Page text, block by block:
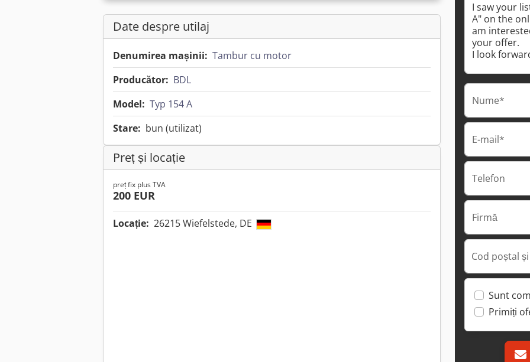
Date despre utilaj
Denumirea mașinii: Tambur cu motor
Producător: BDL
Model: Typ 154 A
Stare: bun (utilizat)
Preț și locație
preț fix plus TVA
200 EUR
Locație: 26215 Wiefelstede, DE
Nume*
E-mail*
Telefon
Firmă
Cod poștal
Sunt
Primiți